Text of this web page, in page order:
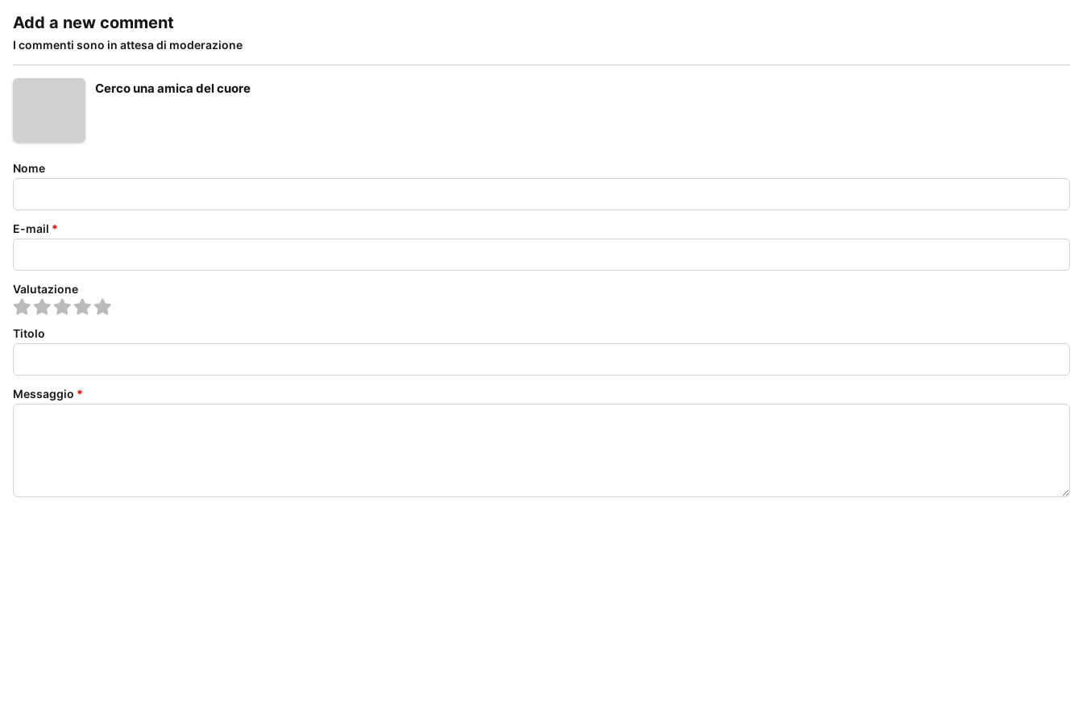
Add a new comment
I commenti sono in attesa di moderazione
Cerco una amica del cuore
Nome
E-mail *
Valutazione
Titolo
Messaggio *